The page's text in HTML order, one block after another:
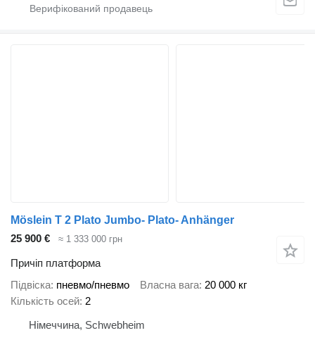
Möslein T 2 Plato Jumbo- Plato- Anhänger
25 900 €
≈ 1 333 000 грн
Причіп платформа
Підвіска пневмо/пневмо Власна вага 20 000 кг
Кількість осей 2
Німеччина, Schwebheim